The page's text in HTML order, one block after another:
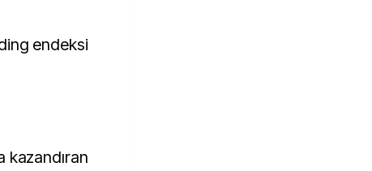
endeksi
kazandıran